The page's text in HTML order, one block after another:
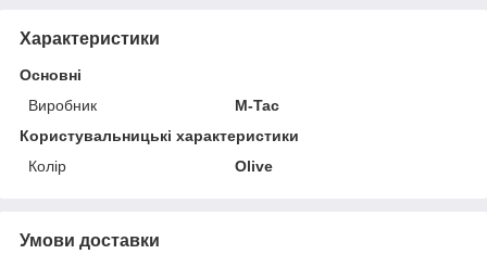
Характеристики
Основні
Виробник
M-Tac
Користувальницькі характеристики
Колір
Olive
Умови доставки